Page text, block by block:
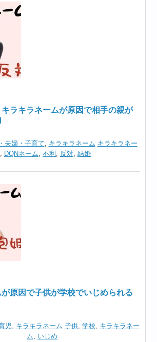
ラキラネームが原因で相手の親が
夫婦・子育て, キラキラネーム キラキラネー
, DQNネーム, 不利 , 反対, 結婚
原因で子供が学校でいじめられる
児, キラキラネーム 子供, 学校, キラキラネー
ム, いじめ